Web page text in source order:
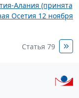
Алания (принята
Осетия 12 ноября
Статья 79